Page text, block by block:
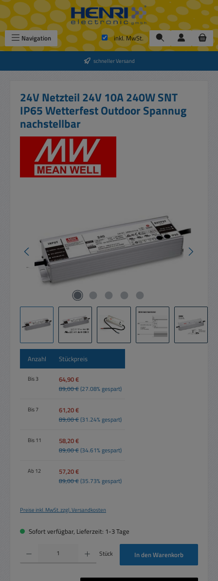
Zum Hauptinhalt springen
Navigation inkl. MwSt.
schneller Versand
24V Netzteil 24V 10A 240W SNT
IP65 Wetterfest Outdoor Spannug
nachstellbar
Anzahl Stückpreis
Bis3 64,90 €
89,00 €(27.08% gespart)
Bis7 61,20 €
89,00 €(31.24% gespart)
Bis11 58,20 €
89,00 €(34.61% gespart)
Ab 12 57,20 €
89,00 €(35.73% gespart)
Preise inkl. MwSt. zzgl. Versandkosten
Sofort verfügbar, Lieferzeit: 1-3 Tage
Produkt Anzahl: Gib den gewünschten Wert ein oder benutze die Schaltflächen um
Stück In den Warenkorb